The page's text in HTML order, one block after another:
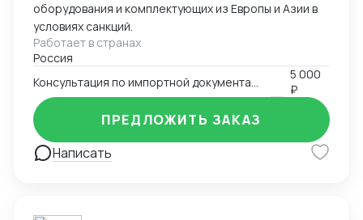
оборудования и комплектующих из Европы и Азии в
условиях санкций.
Работает в странах
Россия
5 000
₽
Написать
ПРЕДЛОЖИТЬ ЗАКАЗ